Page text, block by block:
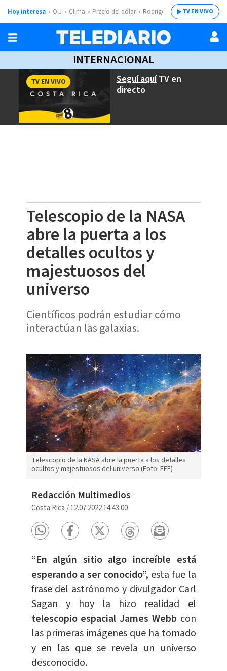
Hoy interesa OIJ Clima Precio del dólar Rodrigo ChavesTV EN VIVO
INTERNACIONAL
Seguí aquíTV en
directo
TV EN VIVO
Telescopio de la NASA
abre la puerta a los
detalles ocultos y
majestuosos del
universo
Científicos podrán estudiar cómo
interactúan las galaxias.
Telescopio de la NASA abre la puerta a los detalles
ocultos y majestuosos del universo (Foto: EFE)
Redacción Multimedios
Costa Rica /12.07.2022 14:43:00
“En algún sitio algo increíble está
esperando a ser conocido”, esta fue la
frase del astrónomo y divulgador Carl
Sagan y hoy la hizo realidad el
telescopio espacial James Webb con
las primeras imágenes que ha tomado
y en las que se revela un universo
desconocido.